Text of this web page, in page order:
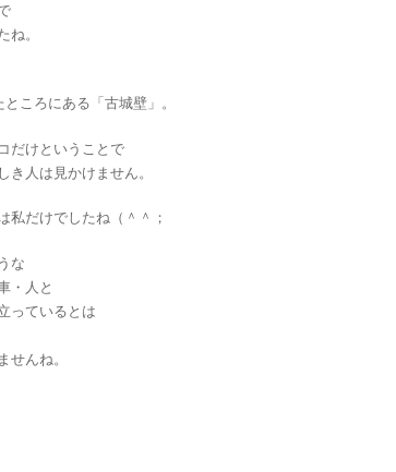
ね。
ころにある「古城壁」。
だけということで
き人は見かけません。
私だけでしたね（＾＾；
な
・人と
っているとは
せんね。